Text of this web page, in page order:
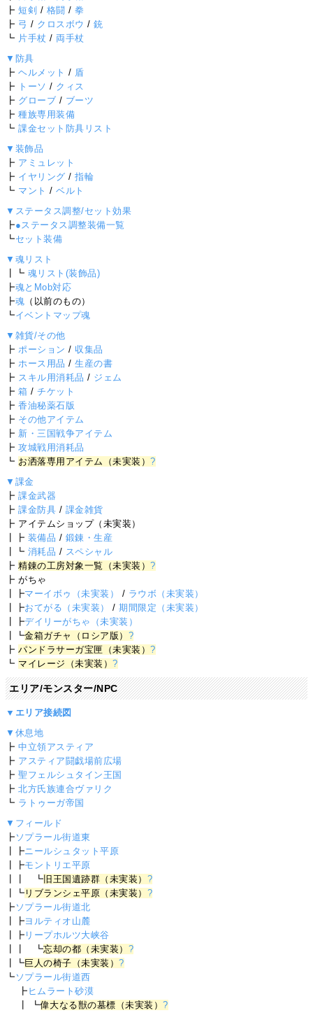
┣短剣 / 格闘 /拳
┣ 弓 / クロスボウ /銃
┗ 片手杖 / 両手杖
▼防具
┣ヘルメット / 盾
┣ トーソ / クィス
┣ グローブ / ブーツ
┣種族専用装備
┗課金セット防具リスト
▼装飾品
┣ アミュレット
┣ イヤリング /指輪
┗ マント /ベルト
▼ステータス調整/セット効果
┣●ステータス調整装備一覧
┗セット装備
▼魂リスト
┃┗ 魂リスト(装飾品)
┣魂とMob対応
┣魂 （以前のもの）
┗イベントマップ魂
▼雑貨/その他
┣ポーション / 収集品
┣ホース用品 /生産の書
┣ スキル用消耗品 / ジェム
┣箱 /チケット
┣香油秘薬石版
┣ その他アイテム
┣ 新・三国戦争アイテム
┣攻城戦用消耗品
┗ お洒落専用アイテム（未実装）?
▼課金
┣課金武器
┣課金防具 / 課金雑貨
┣ アイテムショップ（未実装）
┃┣ 装備品 / 鍛錬・生産
┃┗ 消耗品 / スペシャル
┣精錬の工房対象一覧（未実装）?
┣ がちゃ
┃┣マーイボゥ（未実装） / ラウボ（未実装）
┃┣おてがる（未実装） /期間限定（未実装）
┃┣デイリーがちゃ（未実装）
┃┗金箱ガチャ（ロシア版） ?
┣パンドラサーガ宝匣（未実装）?
┗ マイレージ（未実装）?
エリア/モンスター/NPC
▼エリア接続図
▼休息地
┣中立領アスティア
┣ アスティア闘戯場前広場
┣聖フェルシュタイン王国
┣北方氏族連合ヴァリク
┗ ラトゥーガ帝国
▼フィールド
┣ ソプラール街道東
┃┣ニールシュタット平原
┃┣モントリエ平原
┃┃ ┗ 旧王国遺跡群（未実装） ?
┃┗ リブランシェ平原（未実装） ?
┣ ソプラール街道北
┃┣ヨルティオ山麓
┃┣ リープホルツ大峡谷
┃┃ ┗忘却の都（未実装） ?
┃┗巨人の椅子（未実装）?
┗ ソプラール街道西
┣ ヒムラート砂漠
┃ ┗偉大なる獣の墓標（未実装）?